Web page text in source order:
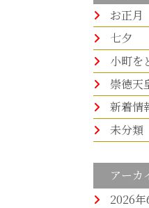
お正月
七夕
小町を
崇徳天
新着情
未分類
アーカ
2026年